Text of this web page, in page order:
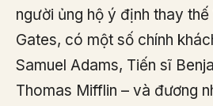
người ủng hộ ý định thay
Gates, có một số chính
Samuel Adams, Tiến sĩ
Thomas Mifflin – và đương